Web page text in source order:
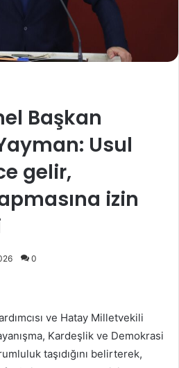
Başkan
Usul
gelir,
izin
0
ve Hatay Milletvekili
Kardeşlik ve Demokrasi
taşıdığını belirterek,